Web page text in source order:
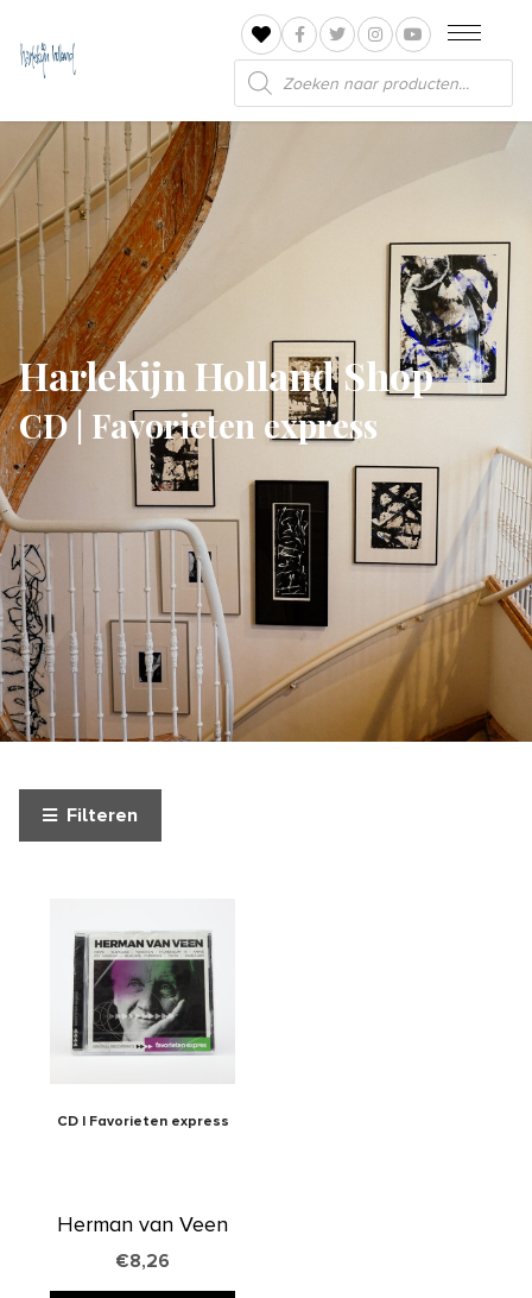
Producten
zoeken
Harlekijn Holland Shop
CD | Favorieten express
Filteren
CD | Favorieten express
Herman van Veen
€8,26